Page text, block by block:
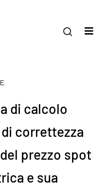
di calcolo
correttezza
prezzo spot
e sua